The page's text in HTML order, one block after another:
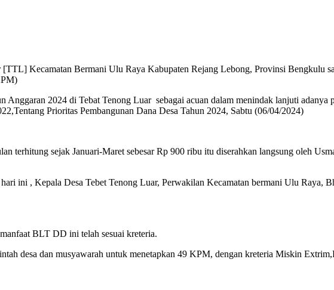
[TTL] Kecamatan Bermani Ulu Raya Kabupaten Rejang Lebong, Provinsi Bengkulu
2024 di Tebat Tenong Luar sebagai acuan dalam menindak lanjuti adanya
Prioritas Pembangunan Dana Desa Tahun 2024, Sabtu (06/04/2024)
terhitung sejak Januari-Maret sebesar Rp 900 ribu itu diserahkan langsung oleh
ini , Kepala Desa Tebet Tenong Luar, Perwakilan Kecamatan bermani Ulu Raya,
BLT DD ini telah sesuai kreteria.
desa dan musyawarah untuk menetapkan 49 KPM, dengan kreteria Miskin